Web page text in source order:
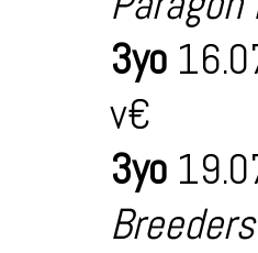
3yo
v€
3yo